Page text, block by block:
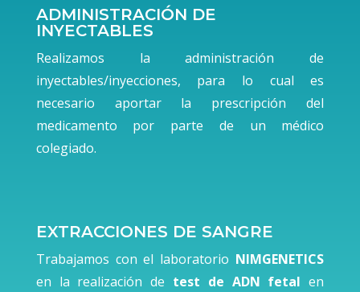
ADMINISTRACIÓN DE
INYECTABLES
Realizamos la administración de
inyectables/inyecciones, para lo cual es
necesario aportar la prescripción del
medicamento por parte de un médico
colegiado.
EXTRACCIONES DE SANGRE
Trabajamos con el laboratorio NIMGENETICS
en la realización de test de ADN fetal en